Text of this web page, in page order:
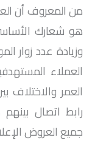
من المعروف أن
هو شعارك
وزيادة عدد زوار
العملاء
العمر والاختلاف
رابط اتصال بينهم
جميع العروض